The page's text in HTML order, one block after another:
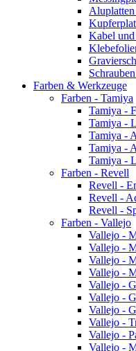
Kabel
Farben & Werkzeuge
Farben - Tamiya
Tamiya -
Tamiya -
Tamiya -
Tamiya -
Tamiya -
Farben - Revell
Revell -
Revell -
Revell -
Farben - Vallejo
Vallejo -
Vallejo -
Vallejo -
Vallejo -
Vallejo -
Vallejo -
Vallejo -
Vallejo -
Vallejo -
Vallejo -